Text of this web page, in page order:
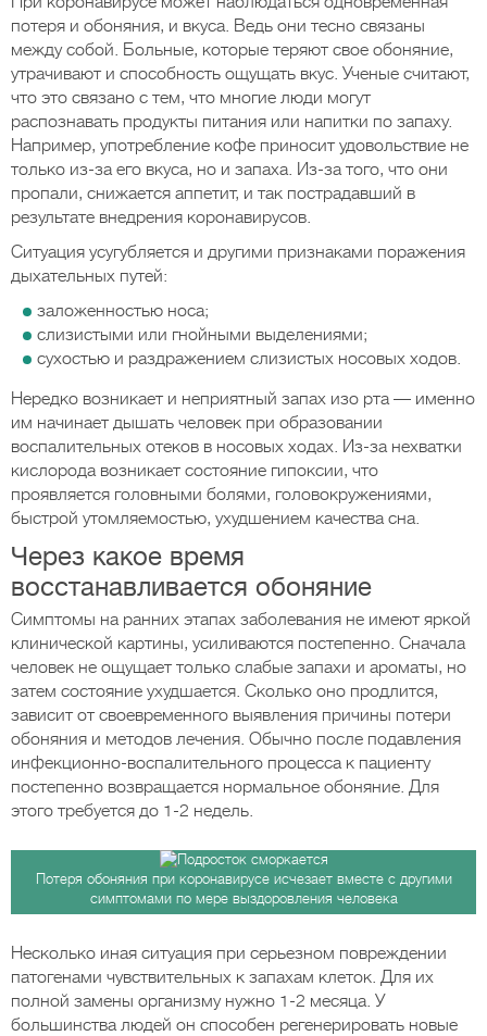
потеря и обоняния, и вкуса. Ведь они тесно связаны
между собой. Больные, которые теряют свое обоняние,
утрачивают и способность ощущать вкус. Ученые считают,
что это связано с тем, что многие люди могут
распознавать продукты питания или напитки по запаху.
Например, употребление кофе приносит удовольствие не
только из-за его вкуса, но и запаха. Из-за того, что они
пропали, снижается аппетит, и так пострадавший в
результате внедрения коронавирусов.
Ситуация усугубляется и другими признаками поражения
дыхательных путей:
заложенностью носа;
слизистыми или гнойными выделениями;
сухостью и раздражением слизистых носовых ходов.
Нередко возникает и неприятный запах изо рта — именно
им начинает дышать человек при образовании
воспалительных отеков в носовых ходах. Из-за нехватки
кислорода возникает состояние гипоксии, что
проявляется головными болями, головокружениями,
быстрой утомляемостью, ухудшением качества сна.
Через какое время
восстанавливается обоняние
Симптомы на ранних этапах заболевания не имеют яркой
клинической картины, усиливаются постепенно. Сначала
человек не ощущает только слабые запахи и ароматы, но
затем состояние ухудшается. Сколько оно продлится,
зависит от своевременного выявления причины потери
обоняния и методов лечения. Обычно после подавления
инфекционно-воспалительного процесса к пациенту
постепенно возвращается нормальное обоняние. Для
этого требуется до 1-2 недель.
Потеря обоняния при коронавирусе исчезает вместе с другими
симптомами по мере выздоровления человека
Несколько иная ситуация при серьезном повреждении
патогенами чувствительных к запахам клеток. Для их
полной замены организму нужно 1-2 месяца. У
большинства людей он способен регенерировать новые